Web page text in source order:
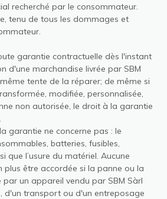
recherché par le consommateur.
tenu de tous les dommages et
garantie contractuelle dès l'instant
d'une marchandise livrée par SBM
tente de la réparer; de même si
modifiée, personnalisée,
non autorisée, le droit à la garantie
garantie ne concerne pas : le
batteries, fusibles,
que l’usure du matériel. Aucune
plus être accordée si la panne ou la
un appareil vendu par SBM Sàrl
d'un transport ou d'un entreposage